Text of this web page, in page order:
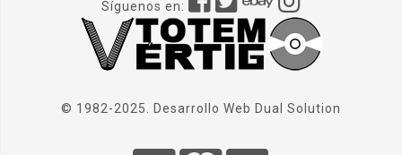
Síguenos en:
© 1982-2025. Desarrollo Web Dual Solution